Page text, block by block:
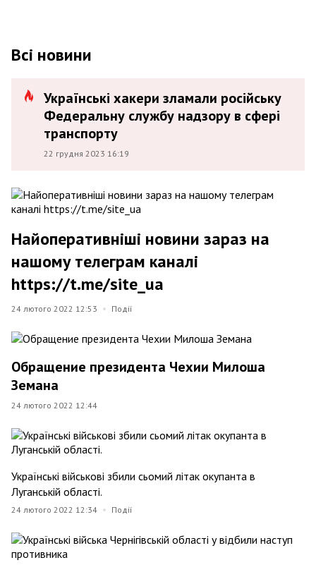
Всі новини
Українські хакери зламали російську
Федеральну службу надзору в сфері
транспорту
22 грудня 2023 16:19
Найоперативніші новини зараз на
нашому телеграм каналі
https://t.me/site_ua
24 лютого 2022 12:53 Події
Обращение президента Чехии Милоша
Земана
24 лютого 2022 12:44
Українські військові збили сьомий літак окупанта в
Луганській області.
24 лютого 2022 12:34 Події